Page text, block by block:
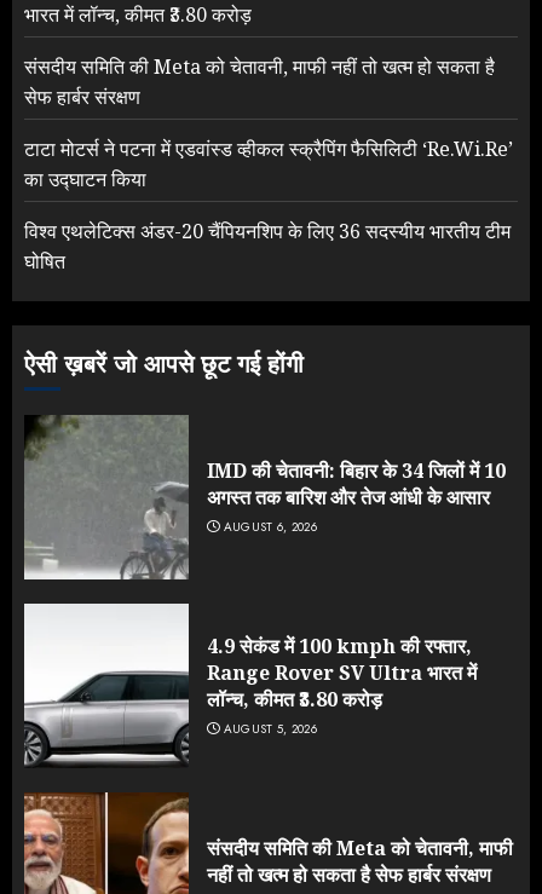
भारत में लॉन्च, कीमत ₹3.80 करोड़
संसदीय समिति की Meta को चेतावनी, माफी नहीं तो खत्म हो सकता है
सेफ हार्बर संरक्षण
टाटा मोटर्स ने पटना में एडवांस्ड व्हीकल स्क्रैपिंग फैसिलिटी ‘Re.Wi.Re’
का उद्घाटन किया
विश्व एथलेटिक्स अंडर-20 चैंपियनशिप के लिए 36 सदस्यीय भारतीय टीम
घोषित
ऐसी ख़बरें जो आपसे छूट गई होंगी
IMD की चेतावनी: बिहार के 34 जिलों में 10
अगस्त तक बारिश और तेज आंधी के आसार
AUGUST 6, 2026
4.9 सेकंड में 100 kmph की रफ्तार,
Range Rover SV Ultra भारत में
लॉन्च, कीमत ₹3.80 करोड़
AUGUST 5, 2026
संसदीय समिति की Meta को चेतावनी, माफी
नहीं तो खत्म हो सकता है सेफ हार्बर संरक्षण